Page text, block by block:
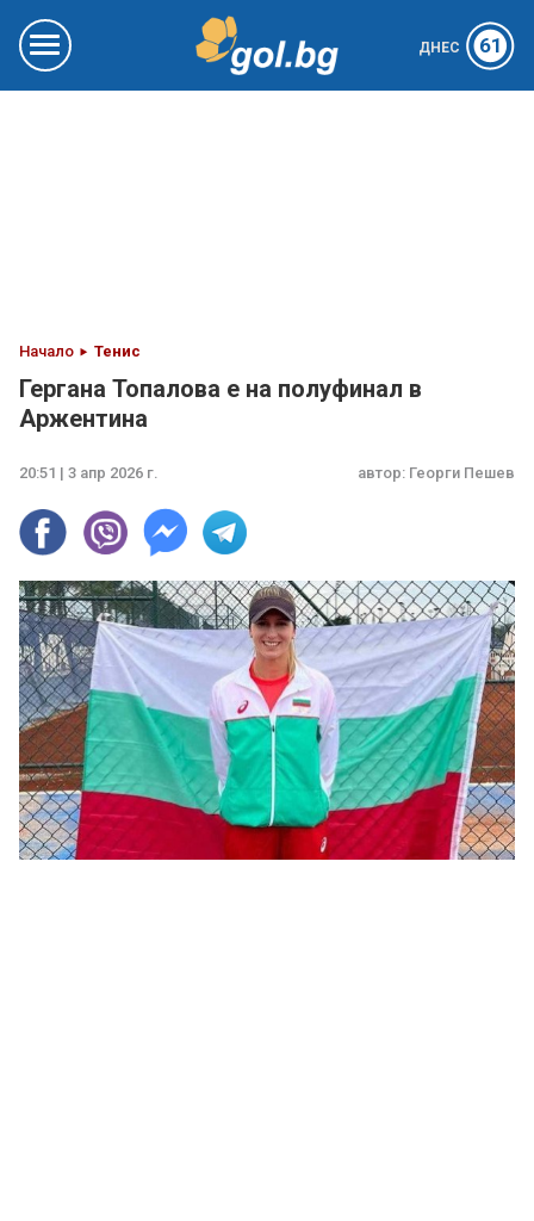
ДНЕС 61
Начало Тенис
Гергана Топалова е на полуфинал в
Аржентина
20:51 | 3 апр 2026 г. автор: Георги Пешев